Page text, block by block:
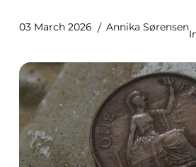
03 March 2026 Annika Sørensen